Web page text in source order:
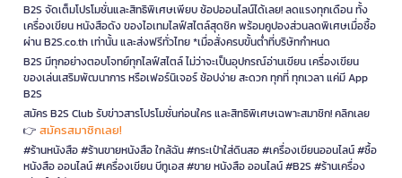
B2S จัดเต็มโปรโมชั่นและสิทธิพิเศษเพียบ ช้อปออนไลน์ได้เลย! ลดแรงทุกเดือน ทั้ง
เครื่องเขียน หนังสือดัง ของไอเทมไลฟ์สไตล์สุดชิค พร้อมคูปองส่วนลดพิเศษเมื่อซื้อ
ผ่าน B2S.co.th เท่านั้น และส่งฟรีทั่วไทย *เมื่อสั่งครบขั้นต่ำที่บริษัทกำหนด
B2S มีทุกอย่างตอบโจทย์ทุกไลฟ์สไตล์ ไม่ว่าจะเป็นอุปกรณ์อ่านเขียน เครื่องเขียน
ของเล่นเสริมพัฒนาการ หรือเฟอร์นิเจอร์ ช้อปง่าย สะดวก ทุกที่ ทุกเวลา แค่มี App
B2S
สมัคร B2S Club รับข่าวสารโปรโมชั่นก่อนใคร และสิทธิพิเศษเฉพาะสมาชิก! คลิกเลย
👉 สมัครสมาชิกเลย!
#ร้านหนังสือ #ร้านขายหนังสือ ใกล้ฉัน #กระเป๋าใส่ดินสอ #เครื่องเขียนออนไลน์ #ซื้อ
หนังสือ ออนไลน์ #เครื่องเขียน บีทูเอส #ขาย หนังสือ ออนไลน์ #B2S #ร้านเครื่อง